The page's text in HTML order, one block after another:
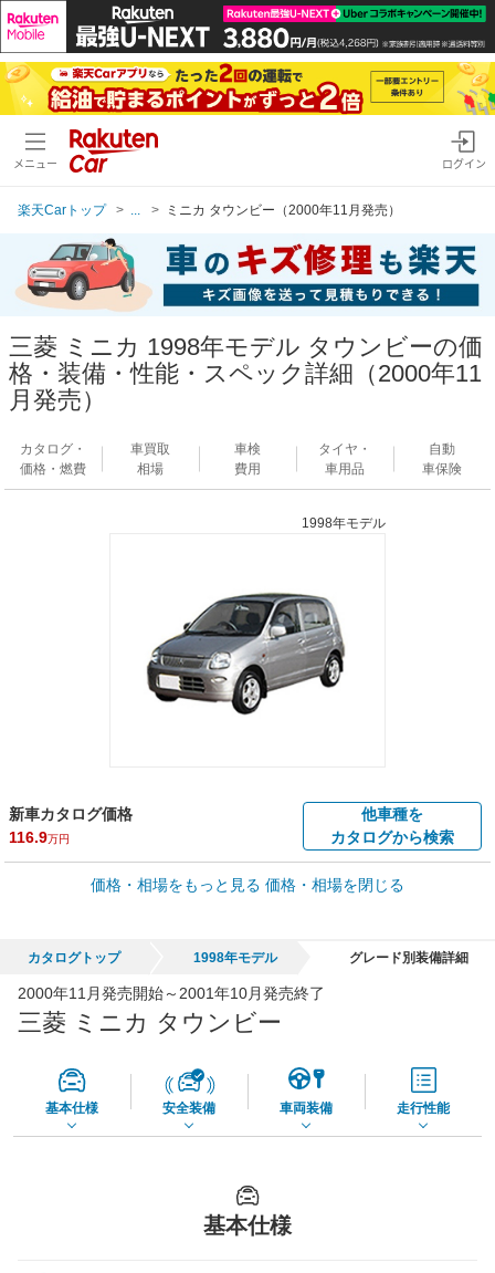
メニュー ログイン
楽天Carトップ ミニカ タウンビー（2000年11月発売）
三菱 ミニカ 1998年モデル タウンビーの価
格・装備・性能・スペック詳細（2000年11
月発売）
カタログ・
価格・燃費
車買取
相場
車検
費用
タイヤ・
車用品
自動
車保険
1998年モデル
新車カタログ価格
116.9万円
他車種を
カタログから検索
車買取価格 *
車買取相場
45,550円
価格・相場をもっと見る 価格・相場を閉じる
カタログトップ 1998年モデル グレード別装備詳細
2000年11月発売開始～2001年10月発売終了
三菱 ミニカ タウンビー
基本仕様 安全装備 車両装備 走行性能
基本仕様